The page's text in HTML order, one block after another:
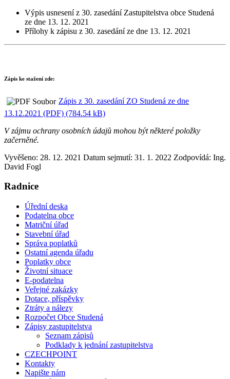
Výpis usnesení z 30. zasedání Zastupitelstva obce Studená
ze dne 13. 12. 2021
Přílohy k zápisu z 30. zasedání ze dne 13. 12. 2021
Zápis ke stažení zde:
Zápis z 30. zasedání ZO Studená ze dne
13.12.2021 (PDF) (784.54 kB)
V zájmu ochrany osobních údajů mohou být některé položky
začerněné.
Vyvěšeno: 28. 12. 2021 Datum sejmutí: 31. 1. 2022 Zodpovídá: Ing.
David Fogl
Radnice
Úřední deska
Podatelna obce
Matriční úřad
Stavební úřad
Správa poplatků
Ostatní agenda úřadu
Poplatky obce
Životní situace
E-podatelna
Veřejné zakázky
Dotace, příspěvky
Ztráty a nálezy
Rozpočet Obce Studená
Zápisy zastupitelstva
Seznam zápisů
Podklady k jednání zastupitelstva
CZECHPOINT
Kontakty
Napište nám